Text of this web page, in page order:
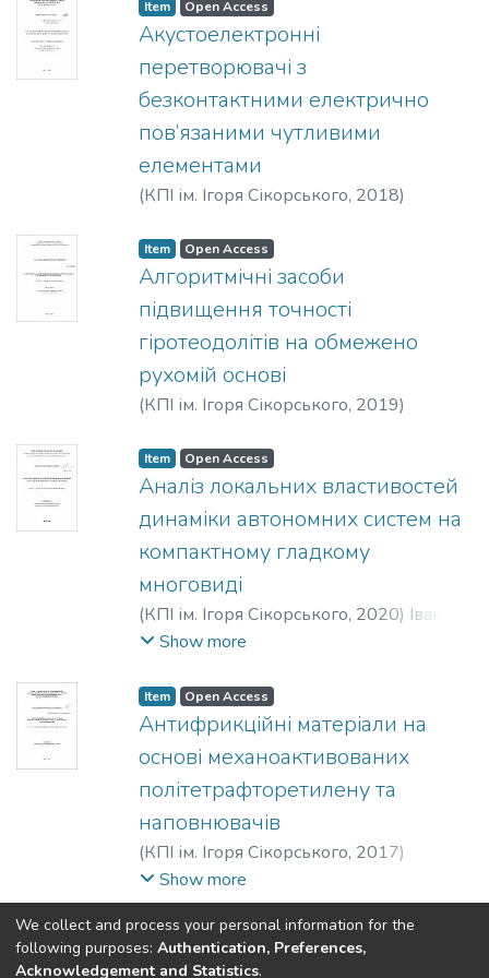
"Київський політехнічний інститут"
Item Open Access
Акустоелектронні
перетворювачі з
безконтактними електрично
пов’язаними чутливими
елементами
(КПІ ім. Ігоря Сікорського, 2018)
Item Open Access
Алгоритмічні засоби
підвищення точності
гіротеодолітів на обмежено
рухомій основі
(КПІ ім. Ігоря Сікорського, 2019)
Item Open Access
Аналіз локальних властивостей
динаміки автономних систем на
компактному гладкому
многовиді
(КПІ ім. Ігоря Сікорського, 2020) Іванов,
Сергій Миколайович
Show more
Item Open Access
Антифрикційні матеріали на
основі механоактивованих
політетрафторетилену та
наповнювачів
(КПІ ім. Ігоря Сікорського, 2017)
Берладір, Христина Володимирівна
Кафедра хімічної технології
композиційних матеріалів; Хіміко-
технологічний факультет;
Show more
1(current)
2 4
We collect and process your personal information for the
following purposes: Authentication, Preferences,
Acknowledgement and Statistics.